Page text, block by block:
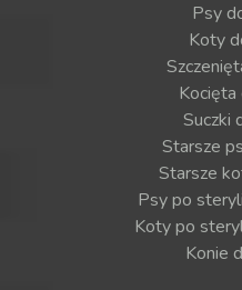
Psy
Koty
Kocięta
Suczki
Starsze
Starsze
Psy po
Koty po
Konie